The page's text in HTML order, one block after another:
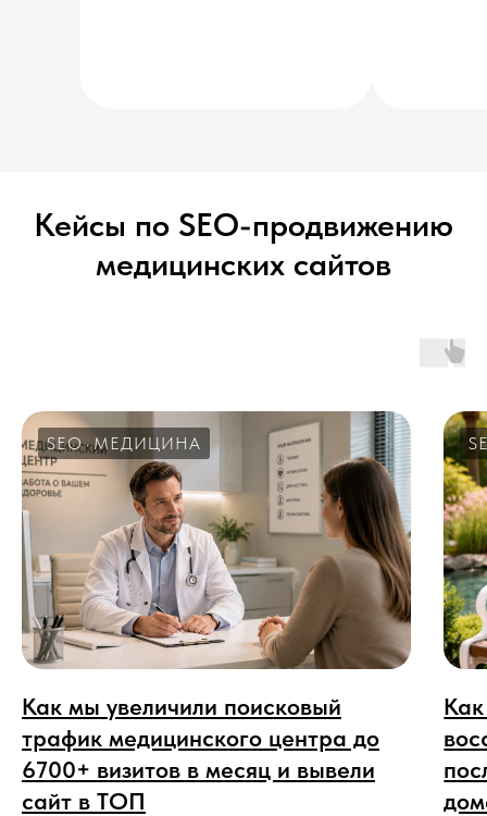
Кейсы по SEO-продвижению
медицинских сайтов
SEO МЕДИЦИНА
Как мы увеличили поисковый
трафик медицинского центра до
6700+ визитов в месяц и вывели
сайт в ТОП